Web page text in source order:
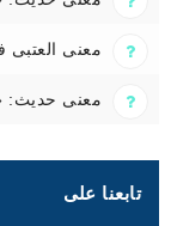
معنى
معنى حديث:
تابعنا على